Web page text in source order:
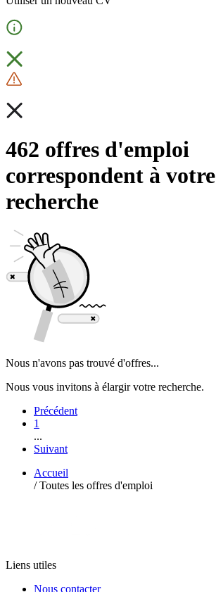
462 offres d'emploi
correspondent à votre
recherche
Nous n'avons pas trouvé d'offres...
Nous vous invitons à élargir votre recherche.
Précédent
1
...
Suivant
Accueil
/ Toutes les offres d'emploi
Liens utiles
Nous contacter